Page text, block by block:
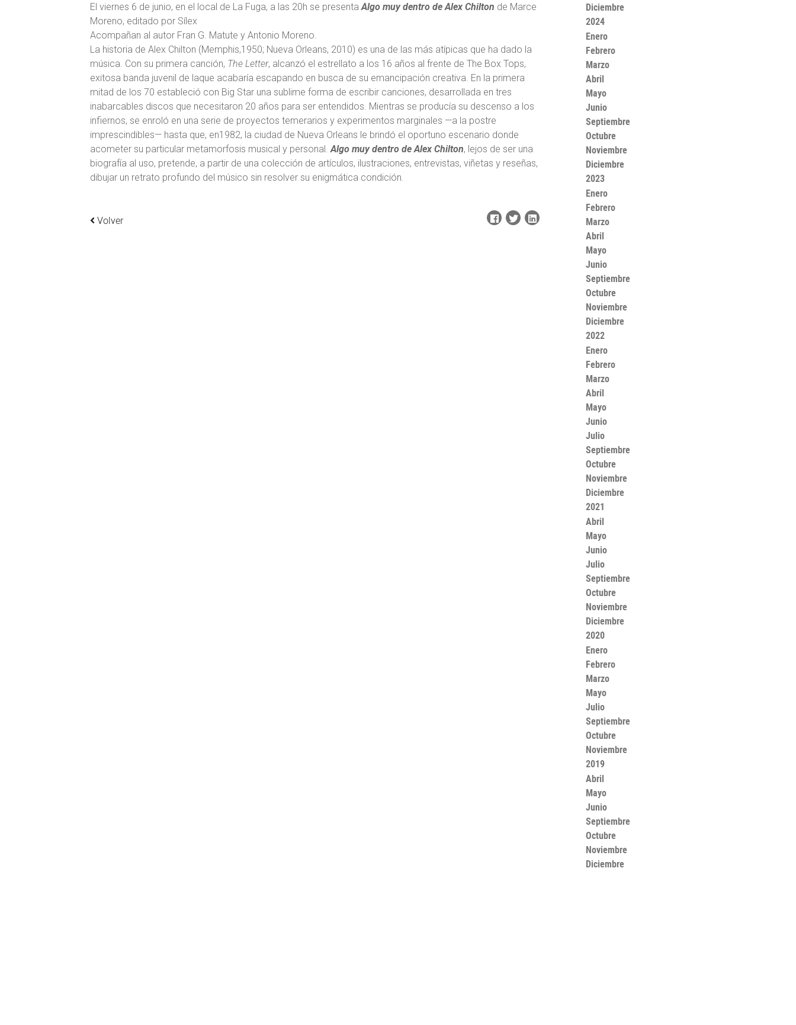
El viernes 6 de junio, en el local de La Fuga, a las 20h se presentaAlgo muy dentro de Alex Chilton de Marce
Moreno, editado por Sílex
Acompañan al autor Fran G. Matute y Antonio Moreno.
La historia de Alex Chilton (Memphis,1950; Nueva Orleans, 2010) es una de las más atípicas que ha dado la
música. Con su primera canción, The Letter, alcanzó el estrellato a los 16 años al frente de The Box Tops,
exitosa banda juvenil de laque acabaría escapando en busca de su emancipación creativa. En la primera
mitad de los 70 estableció con Big Star una sublime forma de escribir canciones, desarrollada en tres
inabarcables discos que necesitaron 20 años para ser entendidos. Mientras se producía su descenso a los
infiernos, se enroló en una serie de proyectos temerarios y experimentos marginales —a la postre
imprescindibles— hasta que, en1982, la ciudad de Nueva Orleans le brindó el oportuno escenario donde
acometer su particular metamorfosis musical y personal.Algo muy dentro de Alex Chilton, lejos de ser una
biografía al uso, pretende, a partir de una colección de artículos, ilustraciones, entrevistas, viñetas y reseñas,
dibujar un retrato profundo del músico sin resolver su enigmática condición.
Volver
Diciembre
2024
Enero
Febrero
Marzo
Abril
Mayo
Junio
Septiembre
Octubre
Noviembre
Diciembre
2023
Enero
Febrero
Marzo
Abril
Mayo
Junio
Septiembre
Octubre
Noviembre
Diciembre
2022
Enero
Febrero
Marzo
Abril
Mayo
Junio
Julio
Septiembre
Octubre
Noviembre
Diciembre
2021
Abril
Mayo
Junio
Julio
Septiembre
Octubre
Noviembre
Diciembre
2020
Enero
Febrero
Marzo
Mayo
Julio
Septiembre
Octubre
Noviembre
2019
Abril
Mayo
Junio
Septiembre
Octubre
Noviembre
Diciembre